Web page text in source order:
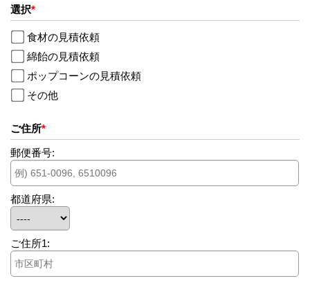
選択*
食材の見積依頼
綿飴の見積依頼
ポップコーンの見積依頼
その他
ご住所*
郵便番号:
都道府県:
ご住所1: